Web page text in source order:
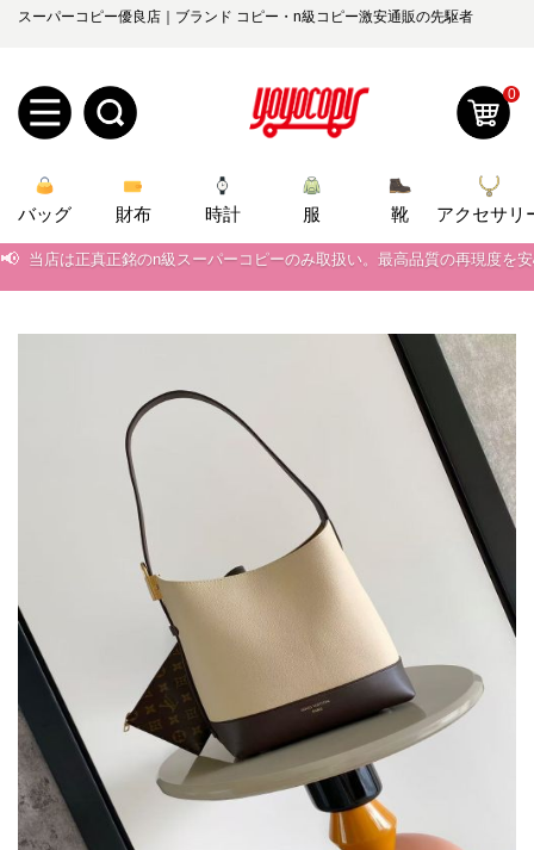
スーパーコピー優良店｜ブランド コピー・n級コピー激安通販の先駆者
規
ユ
ロ
グ
管
せ
yoyocopys@gmail.com
2026人気特集
衣装セット
住まい用品
アクセサリー
アイフォーンケ
最
新
製
0
バッグ 財布 時計 服 靴
アクセサリ
📢 当店は正真正銘のn級スーパーコピーのみ取扱い。最高品質の再現度を
📢 2026春の新作続々更新中！期間中のご注文でお得な割引をご利用いただ
📢 新作入荷！ルイ・ヴィトンスーパーコピー バッグ最新モデルが登場。
当店は正真正銘のn級スーパーコピーのみ取扱い。最高品質の再現度を
2026春の新作続々更新中！期間中のご注文でお得な割引をご利用いただ
新作入荷！ルイ・ヴィトンスーパーコピー バッグ最新モデルが登場。